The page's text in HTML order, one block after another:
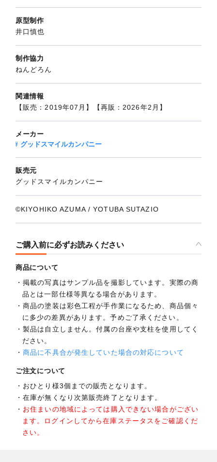
原型制作
井口慎也
制作協力
ねんどろん
関連情報
【販売：2019年07月】【再販：2026年2月】
メーカー
グッドスマイルカンパニー
販売元
グッドスマイルカンパニー
©KIYOHIKO AZUMA / YOTUBA SUTAZIO
ご購入前に必ずお読みください
商品について
掲載の写真はサンプル品を撮影しています。実際の商
品とは一部仕様等異なる場合があります。
商品の塗装は彩色工程が手作業になるため、商品個々
に多少の差異があります。予めご了承ください。
製品は自立しません。付属の台座や支柱を使用してく
ださい。
商品に不具合が発生していた場合の対応について
ご注文について
おひとり様3個までの販売となります。
在庫が無くなり次第販売終了となります。
お住まいの地域によっては購入できない場合がござい
ます。ログインしてから在庫ステータスをご確認くだ
さい。